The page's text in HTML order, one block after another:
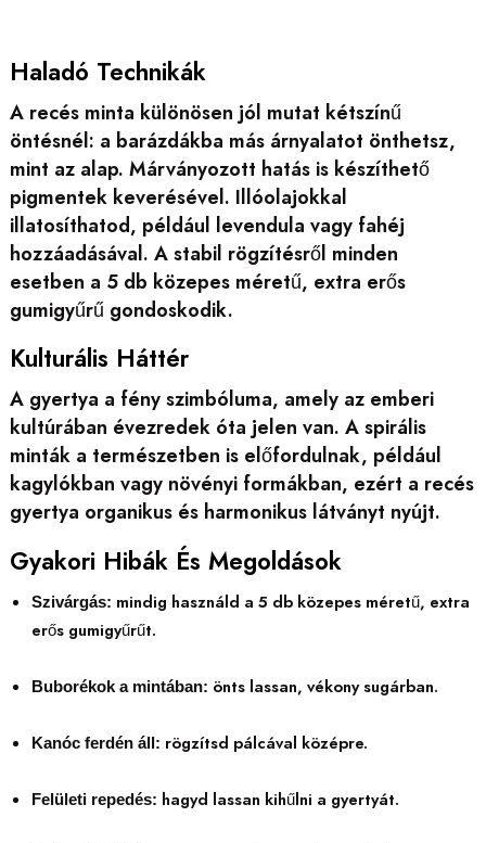
Haladó Technikák
A recés minta különösen jól mutat kétszínű
öntésnél: a barázdákba más árnyalatot önthetsz,
mint az alap. Márványozott hatás is készíthető
pigmentek keverésével. Illóolajokkal
illatosíthatod, például levendula vagy fahéj
hozzáadásával. A stabil rögzítésről minden
esetben a 5 db közepes méretű, extra erős
gumigyűrű gondoskodik.
Kulturális Háttér
A gyertya a fény szimbóluma, amely az emberi
kultúrában évezredek óta jelen van. A spirális
minták a természetben is előfordulnak, például
kagylókban vagy növényi formákban, ezért a recés
gyertya organikus és harmonikus látványt nyújt.
Gyakori Hibák És Megoldások
Szivárgás: mindig használd a 5 db közepes méretű, extra
erős gumigyűrűt.
Buborékok a mintában: önts lassan, vékony sugárban.
Kanóc ferdén áll: rögzítsd pálcával középre.
Felületi repedés: hagyd lassan kihűlni a gyertyát.